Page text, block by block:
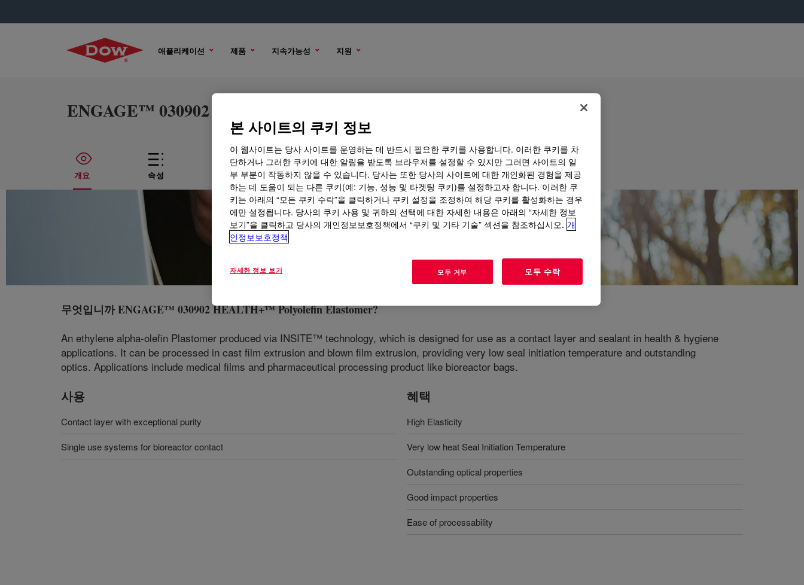
애플리케이션 제품 지속가능성 지원
ENGAGE™ 030902 HEALTH+™ Polyolefin Elastomer
개요 속성 기술적인 내용 샘플 옵션 구매 옵션
무엇입니까ENGAGE™ 030902 HEALTH+™ Polyolefin Elastomer?
An ethylene alpha-olefin Plastomer produced via INSITE™ technology, which is designed for use as a contact layer and sealant in health & hygiene
applications. It can be processed in cast film extrusion and blown film extrusion, providing very low seal initiation temperature and outstanding
optics. Applications include medical films and pharmaceutical processing product like bioreactor bags.
사용
Contact layer with exceptional purity
Single use systems for bioreactor contact
혜택
High Elasticity
Very low heat Seal Initiation Temperature
Outstanding optical properties
Good impact properties
Ease of processability
본 사이트의 쿠키 정보
이 웹사이트는 당사 사이트를 운영하는 데 반드시 필요한 쿠키를 사용합니다. 이러한 쿠키를 차
단하거나 그러한 쿠키에 대한 알림을 받도록 브라우저를 설정할 수 있지만 그러면 사이트의 일
부 부분이 작동하지 않을 수 있습니다. 당사는 또한 당사의 사이트에 대한 개인화된 경험을 제공
하는 데 도움이 되는 다른 쿠키(예: 기능, 성능 및 타겟팅 쿠키)를 설정하고자 합니다. 이러한 쿠
키는 아래의 “모든 쿠키 수락”을 클릭하거나 쿠키 설정을 조정하여 해당 쿠키를 활성화하는 경우
에만 설정됩니다. 당사의 쿠키 사용 및 귀하의 선택에 대한 자세한 내용은 아래의 “자세한 정보
보기”을 클릭하고 당사의 개인정보보호정책에서 “쿠키 및 기타 기술” 섹션을 참조하십시오. 개
인정보보호정책
자세한 정보 보기 모두 거부 모두 수락